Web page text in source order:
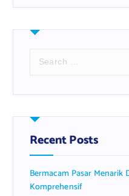
r
h
f
o
:
Recent Posts
Bermacam Pasar Menarik
Komprehensif